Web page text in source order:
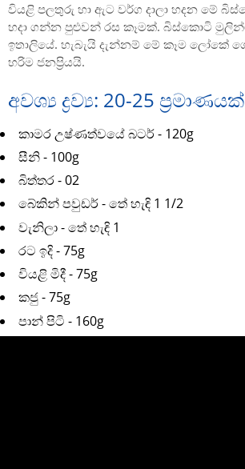
වියළි පලතුරු හා ඇට වර්ග දාලා හදන මේ
හදා ගන්න පුළුවන් රස කෑමක්. බිස්කොටි
ඉතාලියේ. හැබැයි දැන්නම් මේ කෑම ලෝකේ
හරිම ජනප්‍රියයි.
අවශ්‍ය ද්‍රව්‍ය: 20-25
කාමර උෂ්ණත්වයේ බටර් - 120g
සීනි - 100g
බිත්තර - 02
බේකින් පවුඩර් - තේ හැඳි 1 1/2
වැනිලා - තේ හැඳි 1
රට ඉදි - 75g
වියළි මිදී - 75g
කජු - 75g
පාන් පිටි - 160g